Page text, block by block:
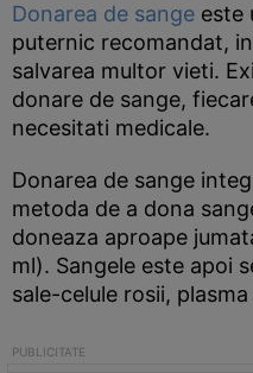
Donarea de sange este
puternic recomandat,
salvarea multor vieti.
donare de sange,
necesitati medicale.
Donarea de sange
metoda de a dona
doneaza aproape
ml). Sangele este apoi
sale-celule rosii,